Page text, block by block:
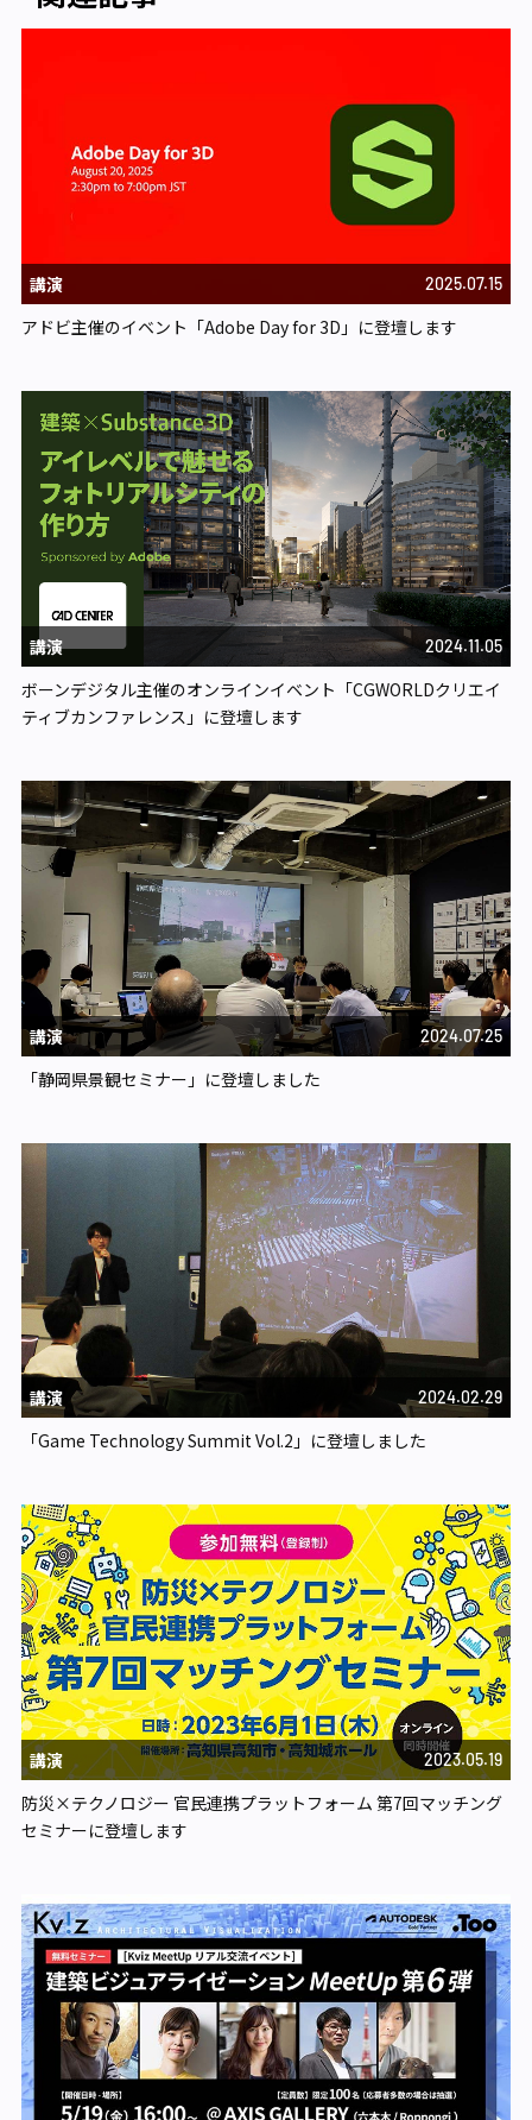
講演 2025.07.15
アドビ主催のイベント「Adobe Day for 3D」に登壇します
講演 2024.11.05
ボーンデジタル主催のオンラインイベント「CGWORLDクリエイ
ティブカンファレンス」に登壇します
講演 2024.07.25
「静岡県景観セミナー」に登壇しました
講演 2024.02.29
「Game Technology Summit Vol.2」に登壇しました
講演 2023.05.19
防災×テクノロジー 官民連携プラットフォーム 第7回マッチング
セミナーに登壇します